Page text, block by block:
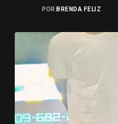
POR BRENDA FELIZ